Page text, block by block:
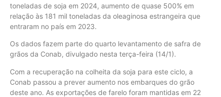
toneladas de soja em 2024, aumento de quase 500% em
relação às 181 mil toneladas da oleaginosa estrangeira que
entraram no país em 2023.
Os dados fazem parte do quarto levantamento de safra de
grãos da Conab, divulgado nesta terça-feira (14/1).
Com a recuperação na colheita da soja para este ciclo, a
Conab passou a prever aumento nos embarques do grão
deste ano. As exportações de farelo foram mantidas em 22